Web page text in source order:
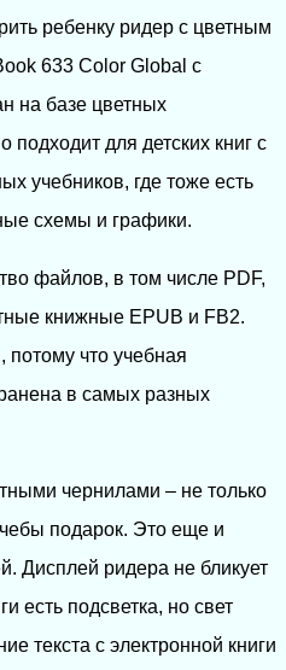
ребенку ридер с цветным
633 Color Global с
на базе цветных
подходит для детских книг с
учебников, где тоже есть
схемы и графики.
файлов, в том числе PDF,
книжные EPUB и FB2.
потому что учебная
в самых разных
чернилами – не только
подарок. Это еще и
Дисплей ридера не бликует
есть подсветка, но свет
текста с электронной книги